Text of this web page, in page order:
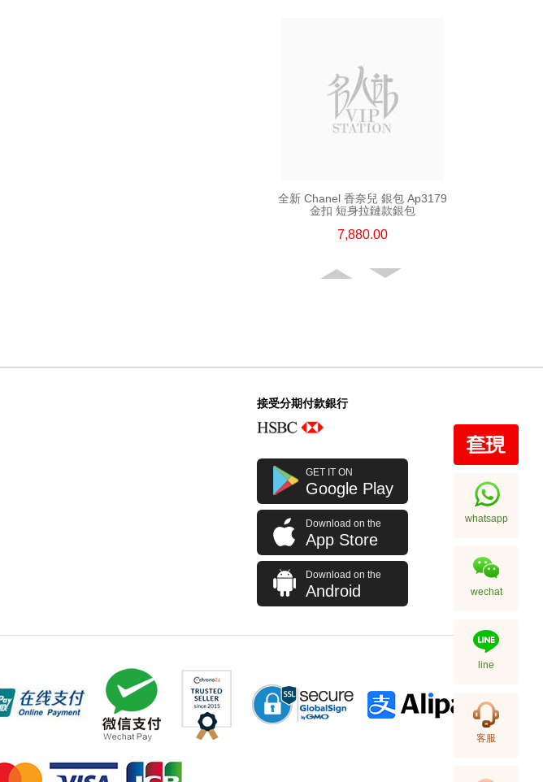
全新 Chanel 香奈兒 銀包 Ap3179
金扣 短身拉鏈款銀包
7,880.00
全新 Chanel 香奈兒 銀包 Ap3791
金扣 短身啪鈕款銀包
9,280.00
接受分期付款銀行
GET IT ON
Google Play
Download on the
App Store
Download on the
Android
whatsapp
wechat
line
客服